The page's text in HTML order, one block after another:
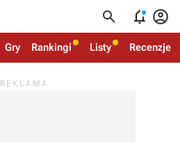
  
Gry Rankingi Listy Recenzje